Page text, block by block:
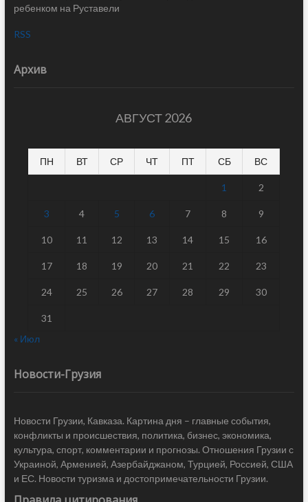
ребенком на Руставели
RSS
Архив
АВГУСТ 2026
ПН ВТ СР ЧТ ПТ СБ ВС
1 2
3 4 5 6 7 8 9
10 11 12 13 14 15 16
17 18 19 20 21 22 23
24 25 26 27 28 29 30
31
« Июл
Новости-Грузия
Новости Грузии, Кавказа. Картина дня – главные события,
конфликты и происшествия, политика, бизнес, экономика,
культура, спорт, комментарии и прогнозы. Отношения Грузии с
Украиной, Арменией, Азербайджаном, Турцией, Россией, США
и ЕС. Новости туризма и достопримечательности Грузии.